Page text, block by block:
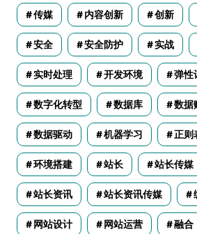
传媒 内容创新 创新
安全 安全防护 实战
实时处理 开发环境 弹性
数字化转型 数据库 数据
数据驱动 机器学习 正则
环境搭建 站长 站长传媒
站长资讯 站长资讯传媒
网站设计 网站运营 融合